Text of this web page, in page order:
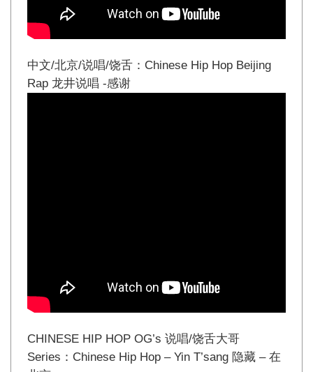
中文/北京/说唱/饶舌：Chinese Hip Hop Beijing
Rap 龙井说唱 -感谢
CHINESE HIP HOP OG’s 说唱/饶舌大哥
Series：Chinese Hip Hop – Yin T’sang 隐藏 – 在